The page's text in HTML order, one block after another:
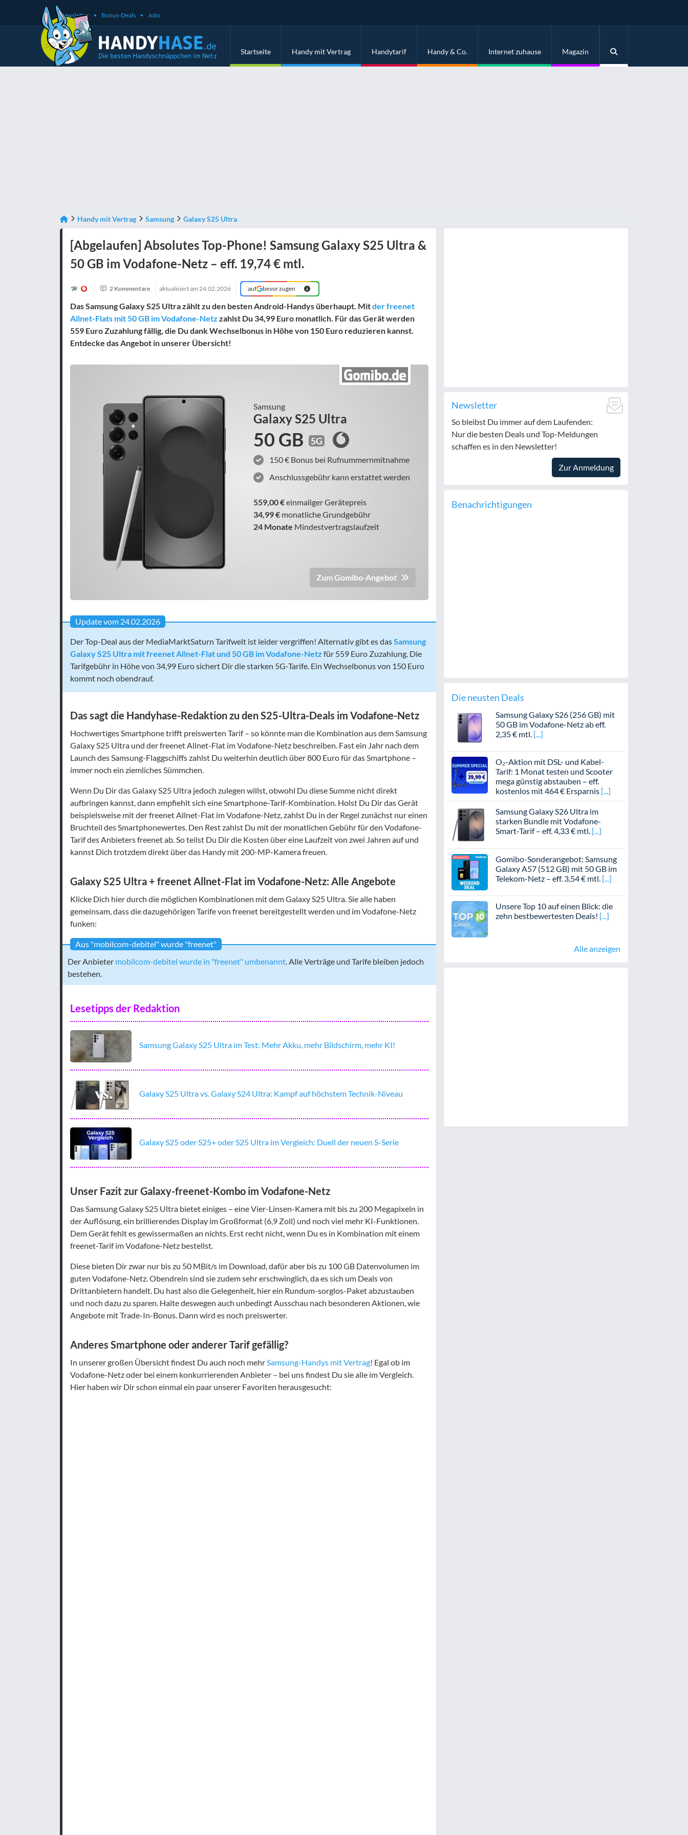
Newsletter Bonus-Deals Jobs
Startseite Handy mit Vertrag Handytarif Handy & Co. Internet zuhause Magazin
Handy mit Vertrag Samsung Galaxy S25 Ultra
[Abgelaufen] Absolutes Top-Phone! Samsung Galaxy S25 Ultra &
50 GB im Vodafone-Netz – eff. 19,74 € mtl.
2 Kommentare aktualisiert am 24.02.2026 auf bevorzugen
Das Samsung Galaxy S25 Ultra zählt zu den besten Android-Handys überhaupt. Mitder freenet
Allnet-Flats mit 50 GB im Vodafone-Netz zahlst Du 34,99 Euro monatlich. Für das Gerät werden
559 Euro Zuzahlung fällig, die Du dank Wechselbonus in Höhe von 150 Euro reduzieren kannst.
Entdecke das Angebot in unserer Übersicht!
Samsung
Galaxy S25 Ultra
50 GB 5G
150 € Bonus bei Rufnummernmitnahme
Anschlussgebühr kann erstattet werden
559,00 €einmaliger Gerätepreis
34,99 € monatliche Grundgebühr
24 Monate Mindestvertragslaufzeit
Zum Gomibo-Angebot
Update vom 24.02.2026
Der Top-Deal aus der MediaMarktSaturn Tarifwelt ist leider vergriffen! Alternativ gibt es dasSamsung
Galaxy S25 Ultra mit freenet Allnet-Flat und 50 GB im Vodafone-Netz für 559 Euro Zuzahlung. Die
Tarifgebühr in Höhe von 34,99 Euro sichert Dir die starken 5G-Tarife. Ein Wechselbonus von 150 Euro
kommt noch obendrauf.
Das sagt die Handyhase-Redaktion zu den S25-Ultra-Deals im Vodafone-Netz
Hochwertiges Smartphone trifft preiswerten Tarif – so könnte man die Kombination aus dem Samsung
Galaxy S25 Ultra und der freenet Allnet-Flat im Vodafone-Netz beschreiben. Fast ein Jahr nach dem
Launch des Samsung-Flaggschiffs zahlst Du weiterhin deutlich über 800 Euro für das Smartphone –
immer noch ein ziemliches Sümmchen.
Wenn Du Dir das Galaxy S25 Ultra jedoch zulegen willst, obwohl Du diese Summe nicht direkt
aufbringen kannst, dann empfiehlt sich eine Smartphone-Tarif-Kombination. Holst Du Dir das Gerät
beispielsweise mit der freenet Allnet-Flat im Vodafone-Netz, zahlst Du in der Regel zunächst nur einen
Bruchteil des Smartphonewertes. Den Rest zahlst Du mit der monatlichen Gebühr für den Vodafone-
Tarif des Anbieters freenet ab. So teilst Du Dir die Kosten über eine Laufzeit von zwei Jahren auf und
kannst Dich trotzdem direkt über das Handy mit 200-MP-Kamera freuen.
Galaxy S25 Ultra + freenet Allnet-Flat im Vodafone-Netz: Alle Angebote
Klicke Dich hier durch die möglichen Kombinationen mit dem Galaxy S25 Ultra. Sie alle haben
gemeinsam, dass die dazugehörigen Tarife von freenet bereitgestellt werden und im Vodafone-Netz
funken:
Aus "mobilcom-debitel" wurde "freenet"
Der Anbieter mobilcom-debitel wurde in "freenet" umbenannt. Alle Verträge und Tarife bleiben jedoch
bestehen.
Lesetipps der Redaktion
Samsung Galaxy S25 Ultra im Test: Mehr Akku, mehr Bildschirm, mehr KI!
Galaxy S25 Ultra vs. Galaxy S24 Ultra: Kampf auf höchstem Technik-Niveau
Galaxy S25 oder S25+ oder S25 Ultra im Vergleich: Duell der neuen S-Serie
Unser Fazit zur Galaxy-freenet-Kombo im Vodafone-Netz
Das Samsung Galaxy S25 Ultra bietet einiges – eine Vier-Linsen-Kamera mit bis zu 200 Megapixeln in
der Auflösung, ein brillierendes Display im Großformat (6,9 Zoll) und noch viel mehr KI-Funktionen.
Dem Gerät fehlt es gewissermaßen an nichts. Erst recht nicht, wenn Du es in Kombination mit einem
freenet-Tarif im Vodafone-Netz bestellst.
Diese bieten Dir zwar nur bis zu 50 MBit/s im Download, dafür aber bis zu 100 GB Datenvolumen im
guten Vodafone-Netz. Obendrein sind sie zudem sehr erschwinglich, da es sich um Deals von
Drittanbietern handelt. Du hast also die Gelegenheit, hier ein Rundum-sorglos-Paket abzustauben
und noch dazu zu sparen. Halte deswegen auch unbedingt Ausschau nach besonderen Aktionen, wie
Angebote mit Trade-In-Bonus. Dann wird es noch preiswerter.
Anderes Smartphone oder anderer Tarif gefällig?
In unserer großen Übersicht findest Du auch noch mehrSamsung-Handys mit Vertrag! Egal ob im
Vodafone-Netz oder bei einem konkurrierenden Anbieter – bei uns findest Du sie alle im Vergleich.
Hier haben wir Dir schon einmal ein paar unserer Favoriten herausgesucht:
Newsletter
So bleibst Du immer auf dem Laufenden:
Nur die besten Deals und Top-Meldungen
schaffen es in den Newsletter!
Zur Anmeldung
Benachrichtigungen
Die neusten Deals
Samsung Galaxy S26 (256 GB) mit
50 GB im Vodafone-Netz ab eff.
2,35 € mtl.
O₂-Aktion mit DSL- und Kabel-
Tarif: 1 Monat testen und Scooter
mega günstig abstauben – eff.
kostenlos mit 464 € Ersparnis
Samsung Galaxy S26 Ultra im
starken Bundle mit Vodafone-
Smart-Tarif – eff. 4,33 € mtl.
Gomibo-Sonderangebot: Samsung
Galaxy A57 (512 GB) mit 50 GB im
Telekom-Netz – eff. 3,54 € mtl.
Unsere Top 10 auf einen Blick: die
zehn bestbewertesten Deals!
Alle anzeigen